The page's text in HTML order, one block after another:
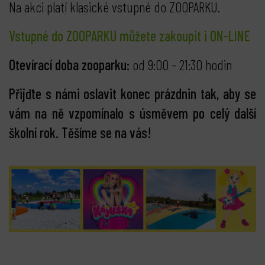
Na akci platí klasické vstupné do ZOOPARKU.
Vstupné do ZOOPARKU můžete zakoupit i ON-LINE
Otevírací doba zooparku: od 9:00 - 21:30 hodin
Přijďte s námi oslavit konec prázdnin tak, aby se
vám na ně vzpomínalo s úsměvem po celý další
školní rok. Těšíme se na vás!